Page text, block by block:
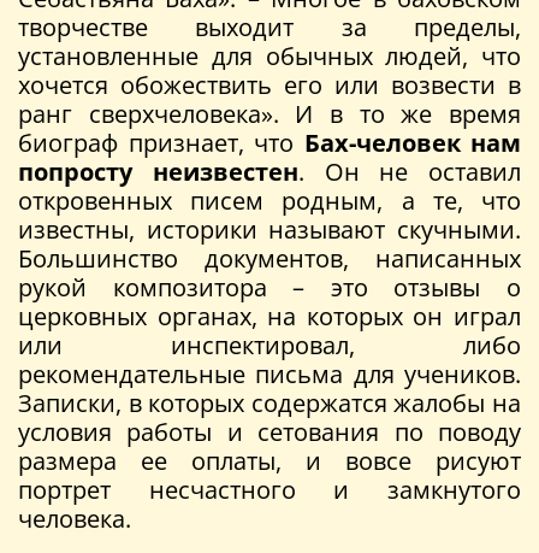
творчестве выходит за пределы,
установленные для обычных людей, что
хочется обожествить его или возвести в
ранг сверхчеловека». И в то же время
биограф признает, что Бах-человек нам
попросту неизвестен. Он не оставил
откровенных писем родным, а те, что
известны, историки называют скучными.
Большинство документов, написанных
рукой композитора – это отзывы о
церковных органах, на которых он играл
или инспектировал, либо
рекомендательные письма для учеников.
Записки, в которых содержатся жалобы на
условия работы и сетования по поводу
размера ее оплаты, и вовсе рисуют
портрет несчастного и замкнутого
человека.